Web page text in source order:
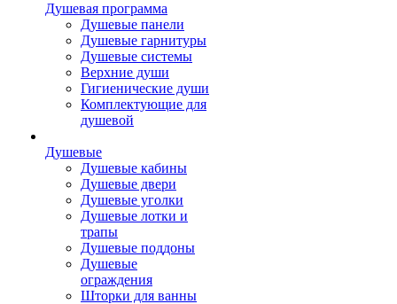
Душевая программа
Душевые панели
Душевые гарнитуры
Душевые системы
Верхние души
Гигиенические души
Комплектующие для
душевой
Душевые
Душевые кабины
Душевые двери
Душевые уголки
Душевые лотки и
трапы
Душевые поддоны
Душевые
ограждения
Шторки для ванны